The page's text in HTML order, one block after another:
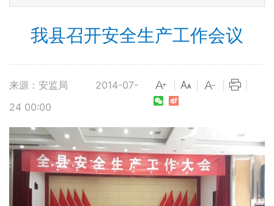
我县召开安全生产工作会议
来源：安监局
2014-07-
24 00:00